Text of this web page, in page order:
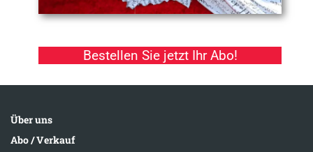
Bestellen Sie jetzt Ihr Abo!
Über uns
Abo / Verkauf